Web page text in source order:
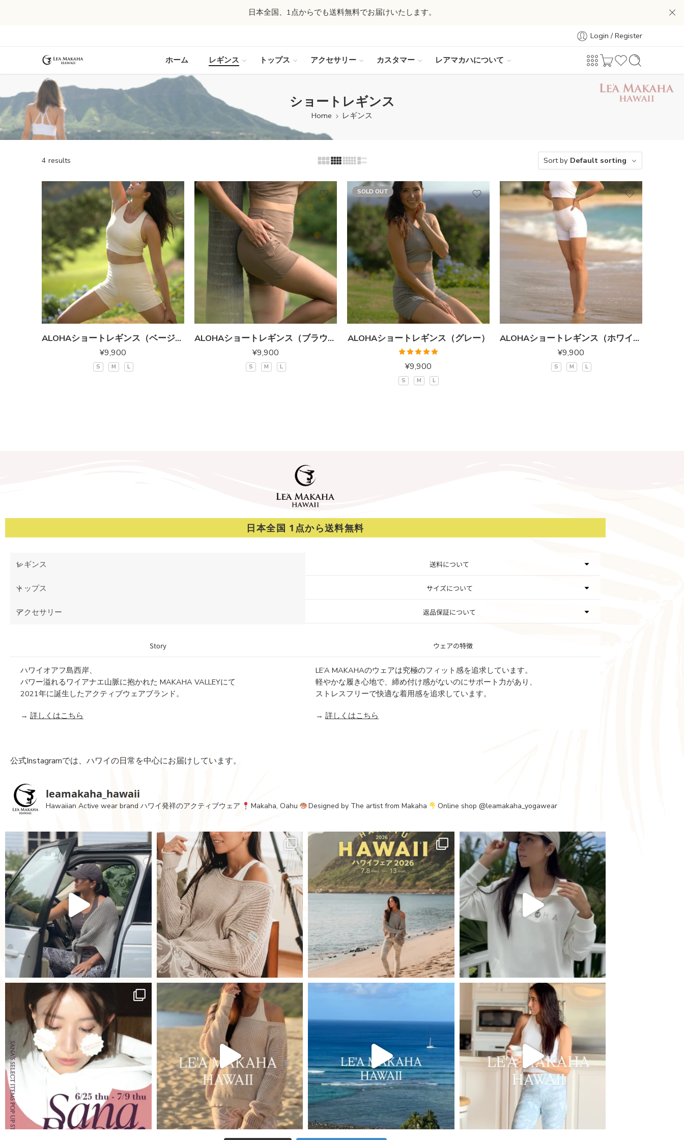
日本全国、1点からでも送料無料でお届けいたします。
Login / Register
ホーム レギンス トップス アクセサリー カスタマー レアマカハについて
ショートレギンス
Home レギンス
4 results Sort by Default sorting
ALOHAショートレギンス（ベージュ）
¥9,900
S M L
ALOHAショートレギンス（ブラウン）
¥9,900
S M L
SOLD OUT
ALOHAショートレギンス（グレー）
5段階中
5.00 の評価
¥9,900
S M L
ALOHAショートレギンス（ホワイト）
¥9,900
S M L
日本全国 1点から送料無料
レギンス
トップス
アクセサリー
送料について
サイズについて
返品保証について
Story
ハワイオアフ島西岸、
パワー溢れるワイアナエ山脈に抱かれた MAKAHA VALLEYにて
2021年に誕生したアクティブウェアブランド。
→ 詳しくはこちら
ウェアの特徴
LE’A MAKAHAのウェアは究極のフィット感を追求しています。
軽やかな履き心地で、締め付け感がないのにサポート力があり、
ストレスフリーで快適な着用感を追求しています。
→ 詳しくはこちら
公式Instagramでは、ハワイの日常を中心にお届けしています。
leamakaha_hawaii
Hawaiian Active wear brand ハワイ発祥のアクティブウェア Makaha, Oahu Designed by The artist from Makaha Online shop @leamakaha_yogawear